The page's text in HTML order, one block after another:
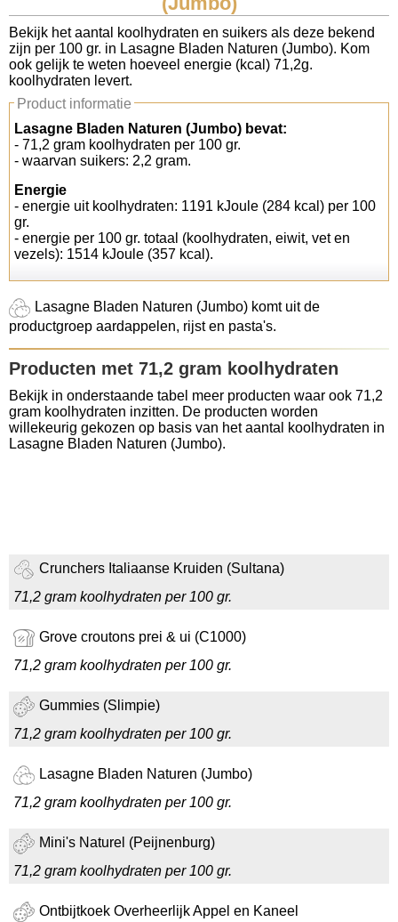
Koolhydraten tellen
Links
Bekijk het aantal koolhydraten en suikers als deze bekend
zijn per 100 gr. in Lasagne Bladen Naturen (Jumbo). Kom
ook gelijk te weten hoeveel energie (kcal) 71,2g.
koolhydraten levert.
Product informatie
Lasagne Bladen Naturen (Jumbo) bevat:
- 71,2 gram koolhydraten per 100 gr.
- waarvan suikers: 2,2 gram.
Energie
- energie uit koolhydraten: 1191 kJoule (284 kcal) per 100
gr.
- energie per 100 gr. totaal (koolhydraten, eiwit, vet en
vezels): 1514 kJoule (357 kcal).
Lasagne Bladen Naturen (Jumbo) komt uit de
productgroep aardappelen, rijst en pasta's.
Producten met 71,2 gram koolhydraten
Bekijk in onderstaande tabel meer producten waar ook 71,2
gram koolhydraten inzitten. De producten worden
willekeurig gekozen op basis van het aantal koolhydraten in
Lasagne Bladen Naturen (Jumbo).
Crunchers Italiaanse Kruiden (Sultana)
71,2 gram koolhydraten per 100 gr.
Grove croutons prei & ui (C1000)
71,2 gram koolhydraten per 100 gr.
Gummies (Slimpie)
71,2 gram koolhydraten per 100 gr.
Lasagne Bladen Naturen (Jumbo)
71,2 gram koolhydraten per 100 gr.
Mini's Naturel (Peijnenburg)
71,2 gram koolhydraten per 100 gr.
Ontbijtkoek Overheerlijk Appel en Kaneel